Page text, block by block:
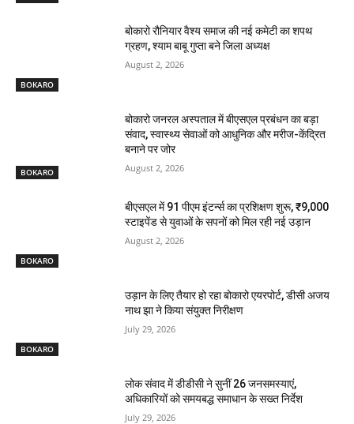
BOKARO
बोकारो रौनियार वैश्य समाज की नई कमेटी का शपथ
ग्रहण, श्याम बाबू गुप्ता बने जिला अध्यक्ष
August 2, 2026
BOKARO
बोकारो जनरल अस्पताल में बीएसएल प्रबंधन का बड़ा
संवाद, स्वास्थ्य सेवाओं को आधुनिक और मरीज-केंद्रित
बनाने पर जोर
August 2, 2026
BOKARO
बीएसएल में 91 पीएम इंटर्न्स का प्रशिक्षण शुरू, ₹9,000
स्टाइपेंड से युवाओं के सपनों को मिल रही नई उड़ान
August 2, 2026
BOKARO
उड़ान के लिए तैयार हो रहा बोकारो एयरपोर्ट, डीसी अजय
नाथ झा ने किया संयुक्त निरीक्षण
July 29, 2026
लोक संवाद में डीडीसी ने सुनीं 26 जनसमस्याएं,
अधिकारियों को समयबद्ध समाधान के सख्त निर्देश
July 29, 2026